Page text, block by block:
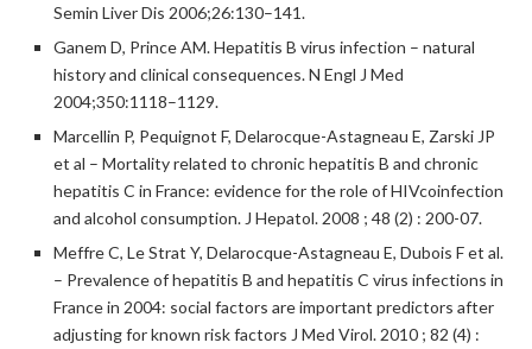
Semin Liver Dis 2006;26:130–141.
Ganem D, Prince AM. Hepatitis B virus infection – natural
history and clinical consequences. N Engl J Med
2004;350:1118–1129.
Marcellin P, Pequignot F, Delarocque-Astagneau E, Zarski JP
et al – Mortality related to chronic hepatitis B and chronic
hepatitis C in France: evidence for the role of HIVcoinfection
and alcohol consumption. J Hepatol. 2008 ; 48 (2) : 200-07.
Meffre C, Le Strat Y, Delarocque-Astagneau E, Dubois F et al.
– Prevalence of hepatitis B and hepatitis C virus infections in
France in 2004: social factors are important predictors after
adjusting for known risk factors J Med Virol. 2010 ; 82 (4) :